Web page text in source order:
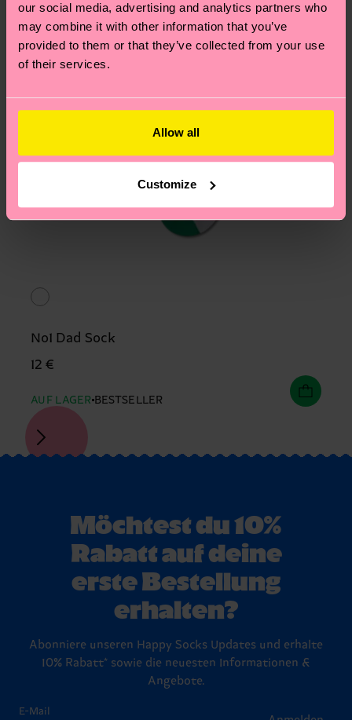
our social media, advertising and analytics partners who
may combine it with other information that you’ve
provided to them or that they’ve collected from your use
of their services.
Allow all
Customize
No1 Dad Sock
12 €
AUF LAGER BESTSELLER
Möchtest du 10%
Rabatt auf deine
erste Bestellung
erhalten?
Abonniere unseren Happy Socks Updates und erhalte
10% Rabatt* sowie die neuesten Informationen &
Angebote.
E-Mail